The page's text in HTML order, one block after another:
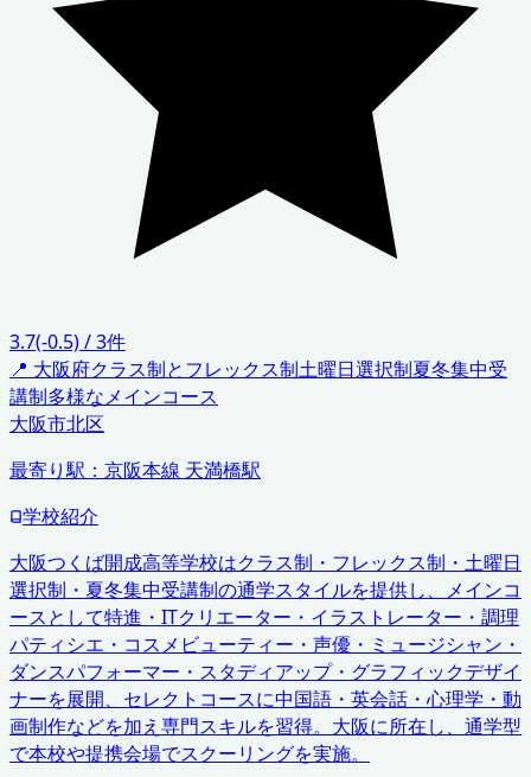
3.7(-0.5)/3件
📍 大阪府クラス制とフレックス制土曜日選択制夏冬集中受
講制多様なメインコース
大阪市北区
最寄り駅： 京阪本線 天満橋駅
学校紹介
大阪つくば開成高等学校はクラス制・フレックス制・土曜日
選択制・夏冬集中受講制の通学スタイルを提供し、メインコ
ースとして特進・ITクリエーター・イラストレーター・調理
パティシエ・コスメビューティー・声優・ミュージシャン・
ダンスパフォーマー・スタディアップ・グラフィックデザイ
ナーを展開、セレクトコースに中国語・英会話・心理学・動
画制作などを加え専門スキルを習得。大阪に所在し、通学型
で本校や提携会場でスクーリングを実施。